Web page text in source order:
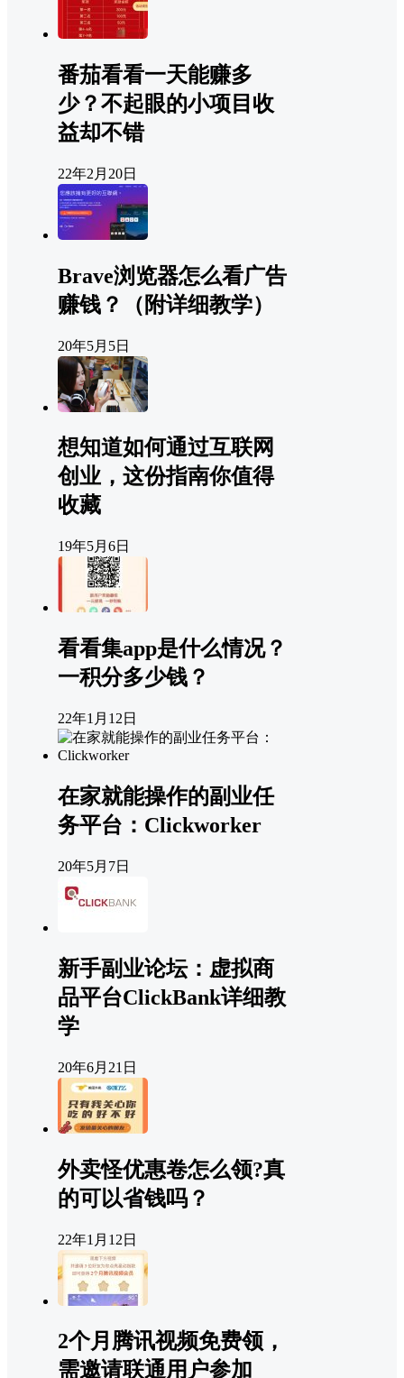
番茄看看一天能赚多
少？不起眼的小项目收
益却不错
22年2月20日
Brave浏览器怎么看广告
赚钱？（附详细教学）
20年5月5日
想知道如何通过互联网
创业，这份指南你值得
收藏
19年5月6日
看看集app是什么情况？
一积分多少钱？
22年1月12日
在家就能操作的副业任
务平台：Clickworker
20年5月7日
新手副业论坛：虚拟商
品平台ClickBank详细教
学
20年6月21日
外卖怪优惠卷怎么领?真
的可以省钱吗？
22年1月12日
2个月腾讯视频免费领，
需邀请联通用户参加